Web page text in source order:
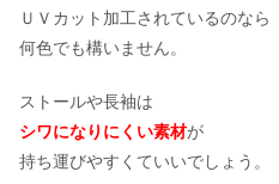
ＵＶカット加工されているのなら
何色でも構いません。
ストールや長袖は
シワになりにくい素材が
持ち運びやすくていいでしょう。